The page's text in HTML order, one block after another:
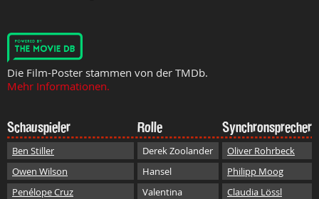
Die Film-Poster stammen von der TMDb.
Mehr Informationen.
Schauspieler Rolle Synchronsprecher
Ben Stiller Derek Zoolander
Oliver Rohrbeck
Owen Wilson
Hansel
Philipp Moog
Penélope Cruz
Valentina
Claudia Lössl